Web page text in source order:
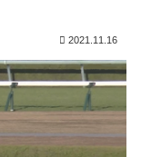
2021.11.16